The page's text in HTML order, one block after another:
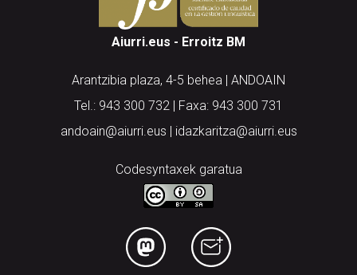
Aiurri.eus - Erroitz BM
Arantzibia plaza, 4-5 behea | ANDOAIN
Tel.: 943 300 732 | Faxa: 943 300 731
andoain@aiurri.eus | idazkaritza@aiurri.eus
Codesyntaxek garatua